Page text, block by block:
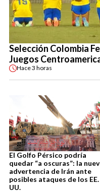
Selección Colombia
Juegos
Hace3 horas
El Golfo Pérsico podría
quedar “a oscuras”: la
advertencia de Irán ante
posibles ataques de los EE.
UU.